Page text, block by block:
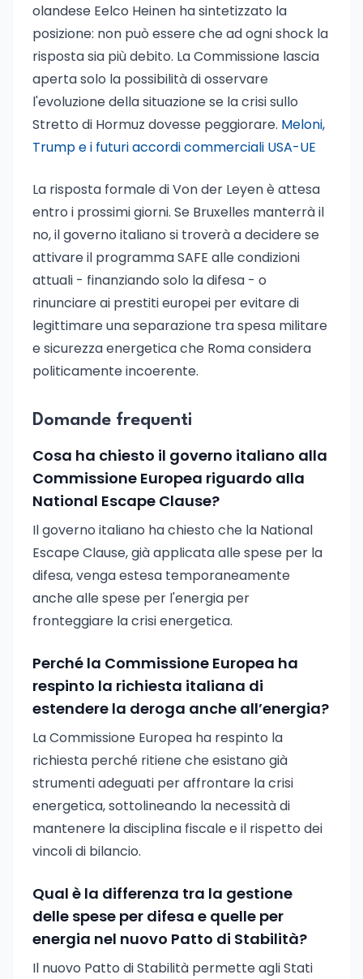
olandese Eelco Heinen ha sintetizzato la
posizione: non può essere che ad ogni shock la
risposta sia più debito. La Commissione lascia
aperta solo la possibilità di osservare
l'evoluzione della situazione se la crisi sullo
Stretto di Hormuz dovesse peggiorare. Meloni,
Trump e i futuri accordi commerciali USA-UE
La risposta formale di Von der Leyen è attesa
entro i prossimi giorni. Se Bruxelles manterrà il
no, il governo italiano si troverà a decidere se
attivare il programma SAFE alle condizioni
attuali - finanziando solo la difesa - o
rinunciare ai prestiti europei per evitare di
legittimare una separazione tra spesa militare
e sicurezza energetica che Roma considera
politicamente incoerente.
Domande frequenti
Cosa ha chiesto il governo italiano alla
Commissione Europea riguardo alla
National Escape Clause?
Il governo italiano ha chiesto che la National
Escape Clause, già applicata alle spese per la
difesa, venga estesa temporaneamente
anche alle spese per l'energia per
fronteggiare la crisi energetica.
Perché la Commissione Europea ha
respinto la richiesta italiana di
estendere la deroga anche all’energia?
La Commissione Europea ha respinto la
richiesta perché ritiene che esistano già
strumenti adeguati per affrontare la crisi
energetica, sottolineando la necessità di
mantenere la disciplina fiscale e il rispetto dei
vincoli di bilancio.
Qual è la differenza tra la gestione
delle spese per difesa e quelle per
energia nel nuovo Patto di Stabilità?
Il nuovo Patto di Stabilità permette agli Stati